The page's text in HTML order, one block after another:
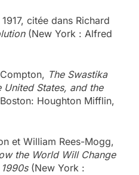
citée dans Richard
(New York : Alfred
The Swastika
States, and the
Houghton Mifflin,
et William Rees-Mogg,
the World Will Change
(New York :